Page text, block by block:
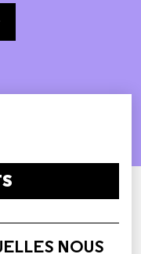
NOUS